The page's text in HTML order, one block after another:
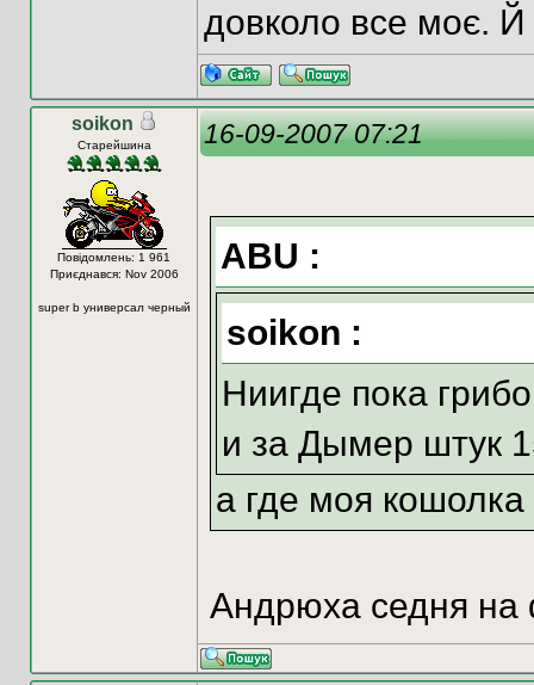
довколо все моє. Й
soikon
Старейшина
Повідомлень: 1 961
Приєднався: Nov 2006
super b универсал черный
16-09-2007 07:21
ABU :
soikon :
Ниигде пока
и за Дымер штук
а где моя кошолка
Андрюха седня на